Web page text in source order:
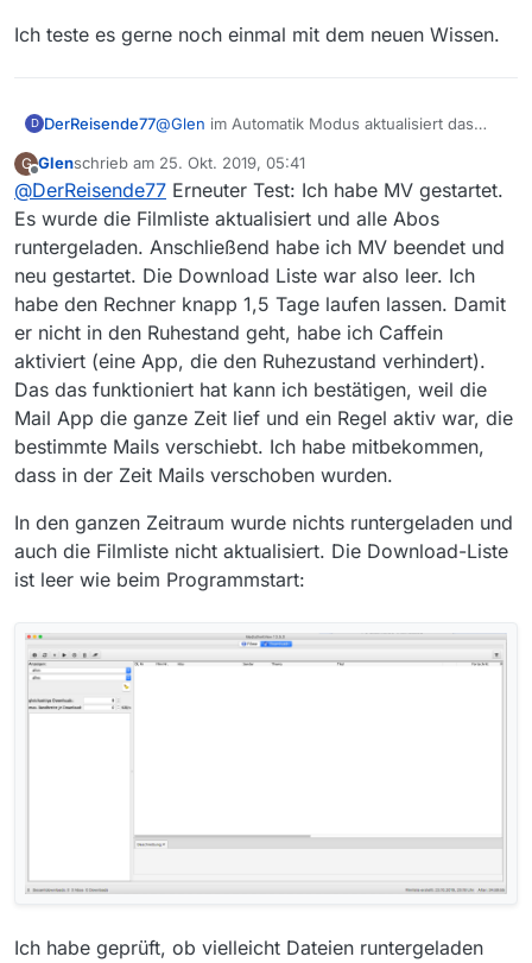
Viele Grüße,
Glen
Ich teste es gerne noch einmal mit dem neuen Wissen.
D DerReisende77@Glen im Automatik Modus aktualisiert das
wenn sie älter als 3h ist. Von daher ist die Hilfe
korrekt.
Weiterhin aktualisiert das Programm die
Filmliste
12h nach Programmstart
wenn es im
Automatikmodus sich befindet undwenn keine
Downloads aktiv sind.
G
Offline
Glenschrieb am 25. Okt. 2019, 05:41
zuletzt editiert von
@DerReisende77 Erneuter Test: Ich habe MV gestartet.
Es wurde die Filmliste aktualisiert und alle Abos
runtergeladen. Anschließend habe ich MV beendet und
neu gestartet. Die Download Liste war also leer. Ich
habe den Rechner knapp 1,5 Tage laufen lassen. Damit
er nicht in den Ruhestand geht, habe ich Caffein
aktiviert (eine App, die den Ruhezustand verhindert).
Das das funktioniert hat kann ich bestätigen, weil die
Mail App die ganze Zeit lief und ein Regel aktiv war, die
bestimmte Mails verschiebt. Ich habe mitbekommen,
dass in der Zeit Mails verschoben wurden.
In den ganzen Zeitraum wurde nichts runtergeladen und
auch die Filmliste nicht aktualisiert. Die Download-Liste
ist leer wie beim Programmstart:
Ich habe geprüft, ob vielleicht Dateien runtergeladen